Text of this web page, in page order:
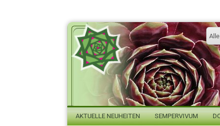
Alle
AKTUELLE NEUHEITEN SEMPERVIVUM